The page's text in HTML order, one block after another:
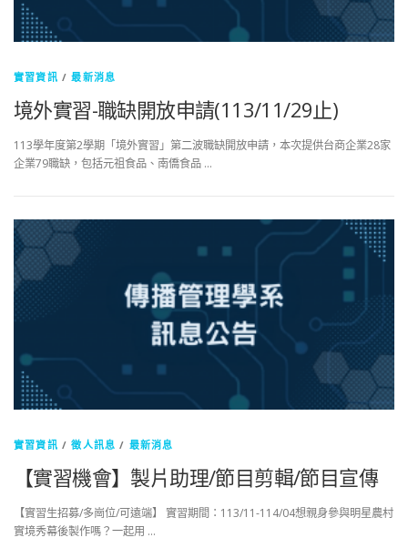
實習資訊 /最新消息
境外實習-職缺開放申請(113/11/29止)
113學年度第2學期「境外實習」第二波職缺開放申請，本次提供台商企業28家
企業79職缺，包括元祖食品、南僑食品 …
實習資訊 /徵人訊息 / 最新消息
【實習機會】製片助理/節目剪輯/節目宣傳
【實習生招募/多崗位/可遠端】 實習期間：113/11-114/04想親身參與明星農村
實境秀幕後製作嗎？一起用 …